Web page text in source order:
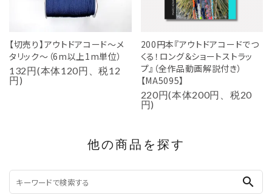
【切売り】アウトドアコード～メ
タリック～（6m以上1m単位）
132円(本体120円、税12
円)
200円本『アウトドアコードでつ
くる！ロング＆ショートストラッ
プ』（全作品動画解説付き）
【MA5095】
220円(本体200円、税20
円)
他の商品を探す
search